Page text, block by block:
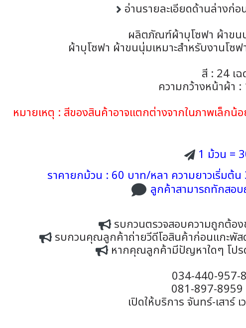
อ่านรายละเอียดด้านล่างก่
ผลิตภัณฑ์ผ้าบุโซฟา ผ้าขน
ผ้าบุโซฟา ผ้าขนนุ่มเหมาะสำหรับงานโซ
สี : 24 เ
ความกว้างหน้าผ้า
หมายเหตุ : สีของสินค้าอาจแตกต่างจากในภาพเล็กน้
1 ม้วน =
ราคายกม้วน : 60 บาท/หลา ความยาวเริ่มต้น
ลูกค้าสามารถทักสอบ
รบกวนตรวจสอบความถูกต้อ
รบกวนคุณลูกค้าถ่ายวีดีโอสินค้าก่อนแกะพัส
หากคุณลูกค้ามีปัญหาใดๆ โปร
034-440-957-
081-897-
เปิดให้บริการ จันทร์-เสาร์